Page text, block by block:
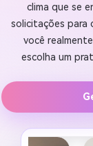
clima que se
solicitações para
você
escolha um